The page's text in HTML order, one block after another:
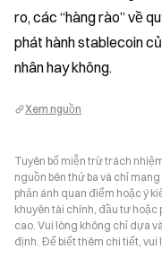
ro, các “hàng rào” về
phát hành stablecoin
nhân hay không.
Xem nguồn
Tuyên bố miễn trừ trách
nguồn bên thứ ba và chỉ
phản ánh quan điểm hoặc ý
khuyên tài chính, đầu tư hoặc
cao. Vui lòng không chỉ dựa
định. Để biết thêm chi tiết, vui